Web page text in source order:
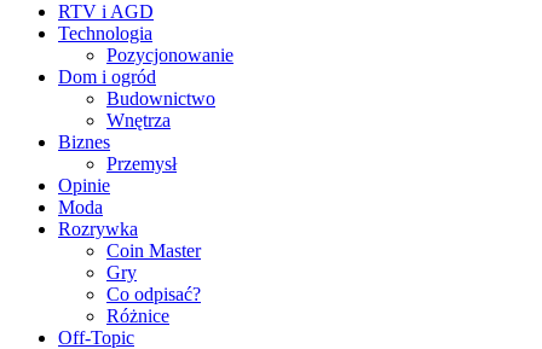
RTV i AGD
Technologia
Pozycjonowanie
Dom i ogród
Budownictwo
Wnętrza
Biznes
Przemysł
Opinie
Moda
Rozrywka
Coin Master
Gry
Co odpisać?
Różnice
Off-Topic